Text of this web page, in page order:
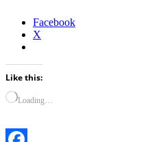
Facebook
X
Like this:
Loading…